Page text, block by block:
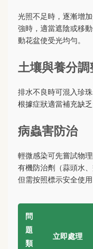
光照不足時，逐漸增
強時，適當遮陰或移
動花盆使受光均勻。
土壤與養分調
排水不良時可混入珍
根據症狀適當補充缺
病蟲害防治
輕微感染可先嘗試物
有機防治劑（蒜頭水
但需按照標示安全使用
問
題
類
立即處理